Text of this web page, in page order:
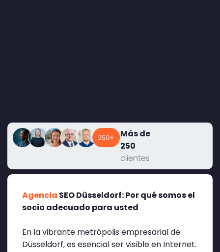
Más de
250
clientes
Agencia SEO Düsseldorf: Por qué somos el
socio adecuado para usted
En la vibrante metrópolis empresarial de
Düsseldorf, es esencial ser visible en Internet.